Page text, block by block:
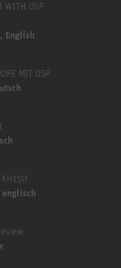
WITH DSP
English
MIT DSP
KH150